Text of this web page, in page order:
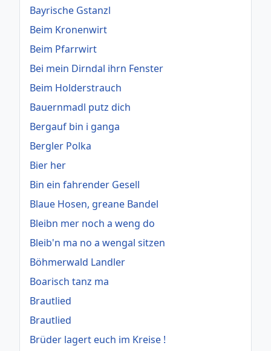
Bayrische Gstanzl
Beim Kronenwirt
Beim Pfarrwirt
Bei mein Dirndal ihrn Fenster
Beim Holderstrauch
Bauernmadl putz dich
Bergauf bin i ganga
Bergler Polka
Bier her
Bin ein fahrender Gesell
Blaue Hosen, greane Bandel
Bleibn mer noch a weng do
Bleib'n ma no a wengal sitzen
Böhmerwald Landler
Boarisch tanz ma
Brautlied
Brautlied
Brüder lagert euch im Kreise !